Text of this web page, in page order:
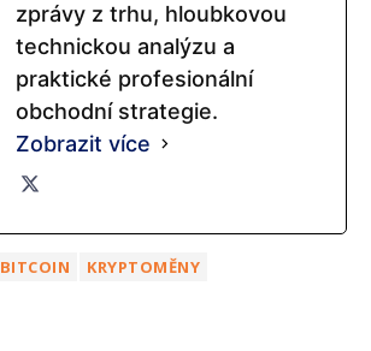
zprávy z trhu, hloubkovou
technickou analýzu a
praktické profesionální
obchodní strategie.
Zobrazit více
BITCOIN KRYPTOMĚNY